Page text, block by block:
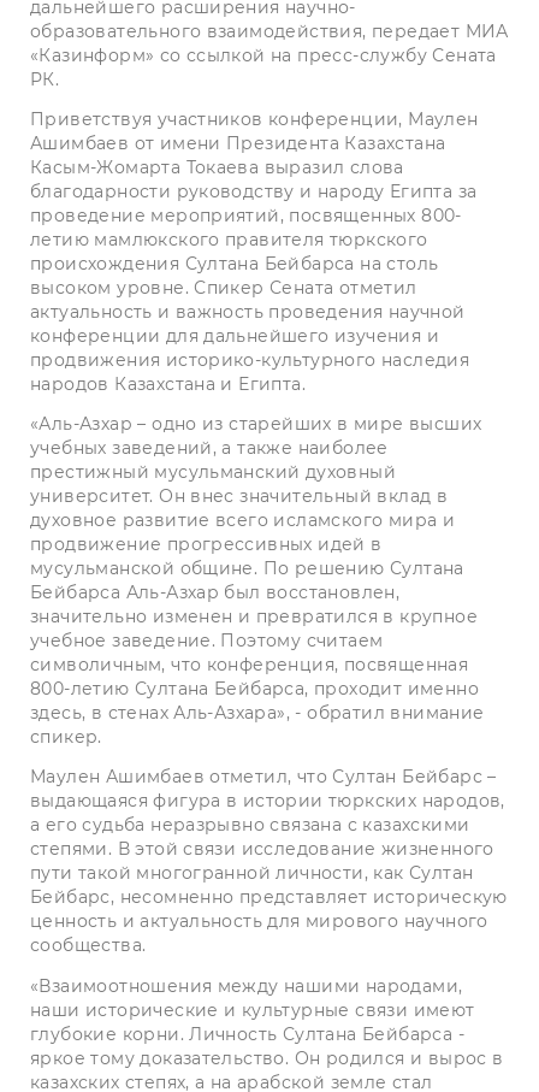
дальнейшего расширения научно-
образовательного взаимодействия, передает МИА
«Казинформ» со ссылкой на пресс-службу Сената
РК.
Приветствуя участников конференции, Маулен
Ашимбаев от имени Президента Казахстана
Касым-Жомарта Токаева выразил слова
благодарности руководству и народу Египта за
проведение мероприятий, посвященных 800-
летию мамлюкского правителя тюркского
происхождения Султана Бейбарса на столь
высоком уровне. Спикер Сената отметил
актуальность и важность проведения научной
конференции для дальнейшего изучения и
продвижения историко-культурного наследия
народов Казахстана и Египта.
«Аль-Азхар – одно из старейших в мире высших
учебных заведений, а также наиболее
престижный мусульманский духовный
университет. Он внес значительный вклад в
духовное развитие всего исламского мира и
продвижение прогрессивных идей в
мусульманской общине. По решению Султана
Бейбарса Аль-Азхар был восстановлен,
значительно изменен и превратился в крупное
учебное заведение. Поэтому считаем
символичным, что конференция, посвященная
800-летию Султана Бейбарса, проходит именно
здесь, в стенах Аль-Азхара», - обратил внимание
спикер.
Маулен Ашимбаев отметил, что Султан Бейбарс –
выдающаяся фигура в истории тюркских народов,
а его судьба неразрывно связана с казахскими
степями. В этой связи исследование жизненного
пути такой многогранной личности, как Султан
Бейбарс, несомненно представляет историческую
ценность и актуальность для мирового научного
сообщества.
«Взаимоотношения между нашими народами,
наши исторические и культурные связи имеют
глубокие корни. Личность Султана Бейбарса -
яркое тому доказательство. Он родился и вырос в
казахских степях, а на арабской земле стал